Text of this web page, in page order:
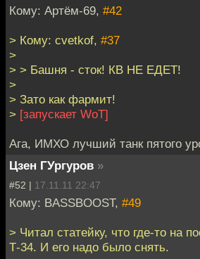
Кому: Артём-69, #42
> Кому: cvetkof, #37
>
> > Башня - сток! КВ НЕ ЕДЕТ!
>
> Зато как фармит!
> [запускает WoT]
Ага, ИМХО лучший танк пятого
Цзен ГУргуров »
#52 | 17.11.11 22:47
Кому: BASSBOOST, #49
> Читал статейку, что где-то на
Т-34. И его надо было снять.